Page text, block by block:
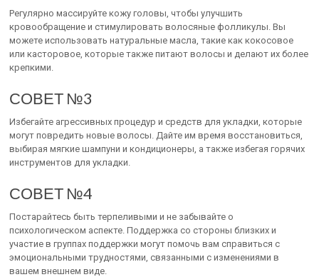
Регулярно массируйте кожу головы, чтобы улучшить
кровообращение и стимулировать волосяные фолликулы. Вы
можете использовать натуральные масла, такие как кокосовое
или касторовое, которые также питают волосы и делают их более
крепкими.
СОВЕТ №3
Избегайте агрессивных процедур и средств для укладки, которые
могут повредить новые волосы. Дайте им время восстановиться,
выбирая мягкие шампуни и кондиционеры, а также избегая горячих
инструментов для укладки.
СОВЕТ №4
Постарайтесь быть терпеливыми и не забывайте о
психологическом аспекте. Поддержка со стороны близких и
участие в группах поддержки могут помочь вам справиться с
эмоциональными трудностями, связанными с изменениями в
вашем внешнем виде.